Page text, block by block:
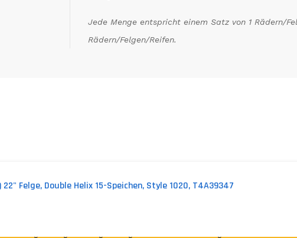
Jede Menge entspricht einem Satz von 1 Rädern/
Rädern/Felgen/Reifen.
22" Felge, Double Helix 15-Speichen, Style 1020, T4A39347